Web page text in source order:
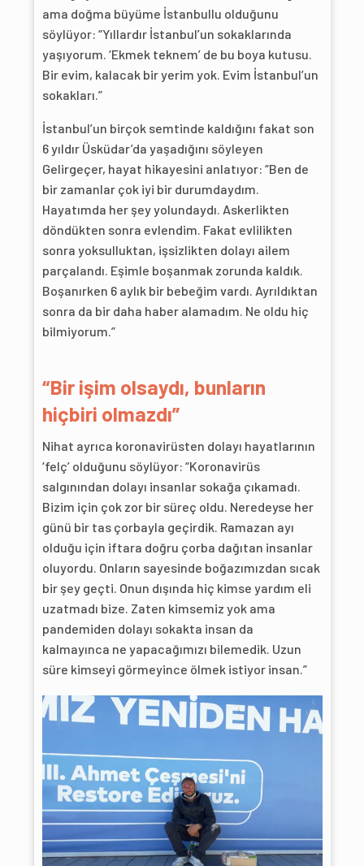
ama doğma büyüme İstanbullu olduğunu
söylüyor: “Yıllardır İstanbul’un sokaklarında
yaşıyorum. ‘Ekmek teknem’ de bu boya kutusu.
Bir evim, kalacak bir yerim yok. Evim İstanbul’un
sokakları.”
İstanbul’un birçok semtinde kaldığını fakat son
6 yıldır Üsküdar’da yaşadığını söyleyen
Gelirgeçer, hayat hikayesini anlatıyor: “Ben de
bir zamanlar çok iyi bir durumdaydım.
Hayatımda her şey yolundaydı. Askerlikten
döndükten sonra evlendim. Fakat evlilikten
sonra yoksulluktan, işsizlikten dolayı ailem
parçalandı. Eşimle boşanmak zorunda kaldık.
Boşanırken 6 aylık bir bebeğim vardı. Ayrıldıktan
sonra da bir daha haber alamadım. Ne oldu hiç
bilmiyorum.”
“Bir işim olsaydı, bunların
hiçbiri olmazdı”
Nihat ayrıca koronavirüsten dolayı hayatlarının
‘felç’ olduğunu söylüyor: “Koronavirüs
salgınından dolayı insanlar sokağa çıkamadı.
Bizim için çok zor bir süreç oldu. Neredeyse her
günü bir tas çorbayla geçirdik. Ramazan ayı
olduğu için iftara doğru çorba dağıtan insanlar
oluyordu. Onların sayesinde boğazımızdan sıcak
bir şey geçti. Onun dışında hiç kimse yardım eli
uzatmadı bize. Zaten kimsemiz yok ama
pandemiden dolayı sokakta insan da
kalmayınca ne yapacağımızı bilemedik. Uzun
süre kimseyi görmeyince ölmek istiyor insan.”